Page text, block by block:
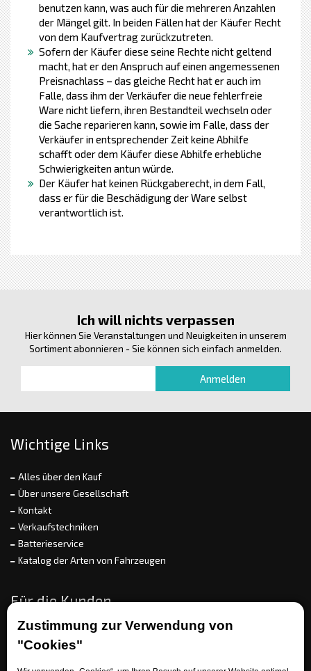
Zustimmung zur Verwendung von
"Cookies"
benutzen kann, was auch für die mehreren Anzahlen
der Mängel gilt. In beiden Fällen hat der Käufer Recht
von dem Kaufvertrag zurückzutreten.
Sofern der Käufer diese seine Rechte nicht geltend
macht, hat er den Anspruch auf einen angemessenen
Preisnachlass – das gleiche Recht hat er auch im
Falle, dass ihm der Verkäufer die neue fehlerfreie
Ware nicht liefern, ihren Bestandteil wechseln oder
die Sache reparieren kann, sowie im Falle, dass der
Verkäufer in entsprechender Zeit keine Abhilfe
schafft oder dem Käufer diese Abhilfe erhebliche
Schwierigkeiten antun würde.
Der Käufer hat keinen Rückgaberecht, in dem Fall,
dass er für die Beschädigung der Ware selbst
verantwortlich ist.
Ich will nichts verpassen
Hier können Sie Veranstaltungen und Neuigkeiten in unserem
Sortiment abonnieren - Sie können sich einfach anmelden.
Wichtige Links
Alles über den Kauf
Über unsere Gesellschaft
Kontakt
Verkaufstechniken
Batterieservice
Katalog der Arten von Fahrzeugen
Für die Kunden
Wie bestellen
Zahlungs- und Lieferungsoptionen
Umtausch oder Warenrückgabe